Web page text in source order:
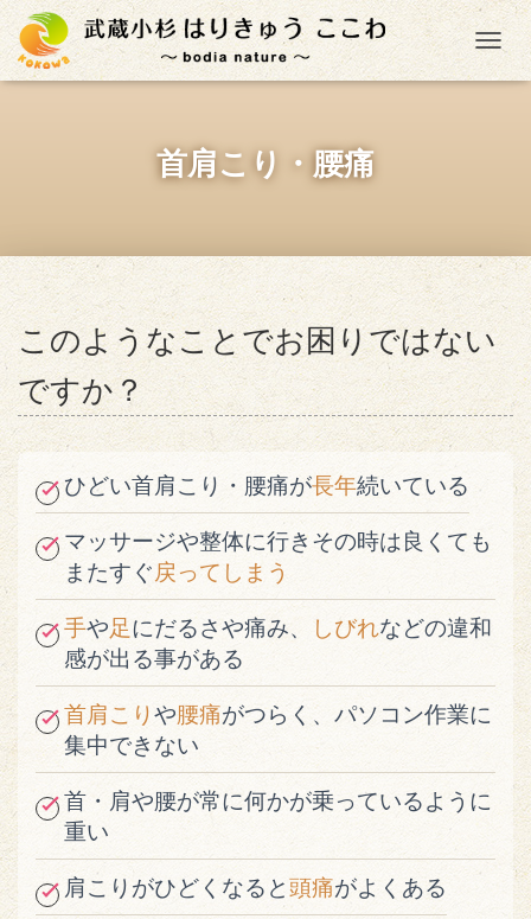
ナ
首肩こり・腰痛
このようなことでお困りではない
ですか？
ひどい首肩こり・腰痛が長年続いている
マッサージや整体に行きその時は良くても
またすぐ戻ってしまう
手や足にだるさや痛み、 しびれなどの違和
感が出る事がある
首肩こりや腰痛がつらく、パソコン作業に
集中できない
首・肩や腰が常に何かが乗っているように
重い
肩こりがひどくなると頭痛がよくある